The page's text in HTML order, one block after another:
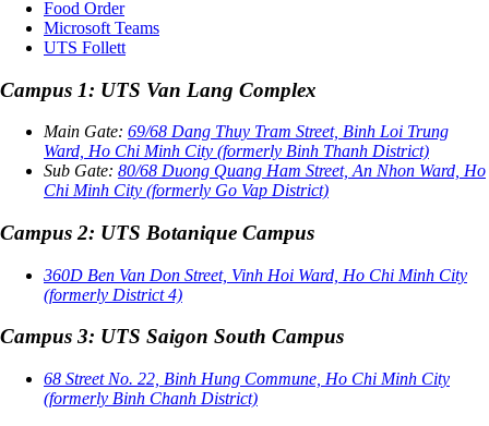
Food Order
Microsoft Teams
UTS Follett
Campus 1: UTS Van Lang Complex
Main Gate: 69/68 Dang Thuy Tram Street, Binh Loi Trung
Ward, Ho Chi Minh City (formerly Binh Thanh District)
Sub Gate: 80/68 Duong Quang Ham Street, An Nhon Ward, Ho
Chi Minh City (formerly Go Vap District)
Campus 2: UTS Botanique Campus
360D Ben Van Don Street, Vinh Hoi Ward, Ho Chi Minh City
(formerly District 4)
Campus 3: UTS Saigon South Campus
68 Street No. 22, Binh Hung Commune, Ho Chi Minh City
(formerly Binh Chanh District)